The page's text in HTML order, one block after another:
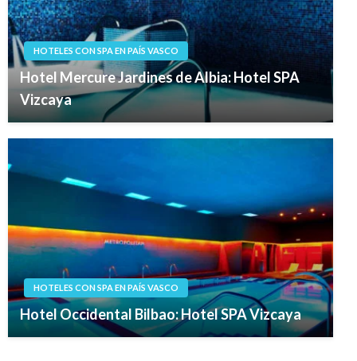
HOTELES CON SPA EN PAÍS VASCO
Hotel Mercure Jardines de Albia: Hotel SPA
Vizcaya
HOTELES CON SPA EN PAÍS VASCO
Hotel Occidental Bilbao: Hotel SPA Vizcaya